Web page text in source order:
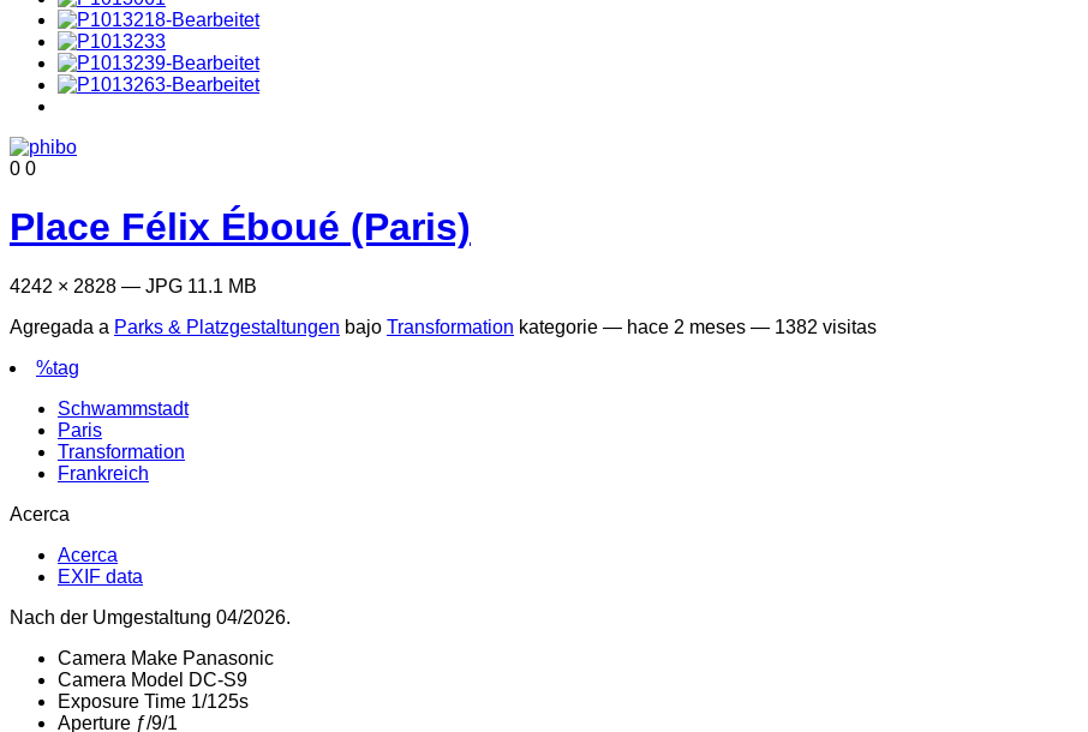
0 0
Place Félix Éboué (Paris)
4242 × 2828 — JPG 11.1 MB
Agregada a Parks & Platzgestaltungen bajo Transformation kategorie — hace 2 meses — 1382 visitas
%tag
Schwammstadt
Paris
Transformation
Frankreich
Acerca
Acerca
EXIF data
Nach der Umgestaltung 04/2026.
Camera Make Panasonic
Camera Model DC-S9
Exposure Time 1/125s
Aperture ƒ/9/1